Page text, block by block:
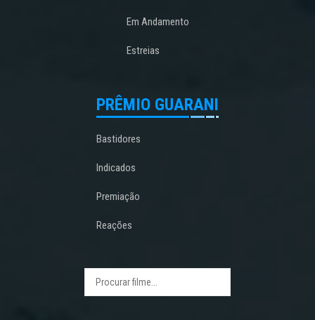
Em Andamento
Estreias
PRÊMIO GUARANI
Bastidores
Indicados
Premiação
Reações